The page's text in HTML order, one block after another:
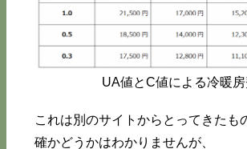
UA値とC値による冷暖
これは別のサイトからとってきたも
確かどうかはわかりませんが、